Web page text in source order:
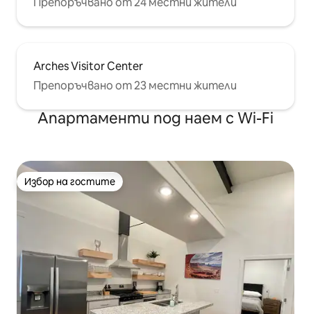
Arches Visitor Center
Препоръчвано от 23 местни жители
Апартаменти под наем с Wi-Fi
Избор на гостите
Избор на гостите